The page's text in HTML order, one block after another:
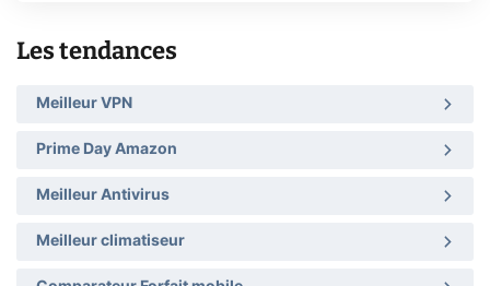
Les tendances
Meilleur VPN
Prime Day Amazon
Meilleur Antivirus
Meilleur climatiseur